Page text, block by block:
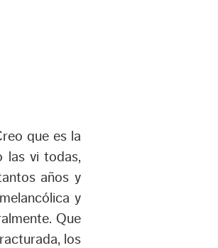
que es la
las vi todas,
años y
y
Que
los